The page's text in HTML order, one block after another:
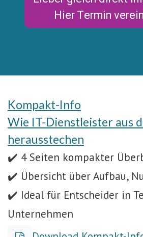
Hier Termin
Kompakt-Info
Wie IT-Dienstleister aus
herausstechen
✔️ 4 Seiten kompakter
✔️ Übersicht über Aufbau,
✔️ Ideal für Entscheider in
Unternehmen